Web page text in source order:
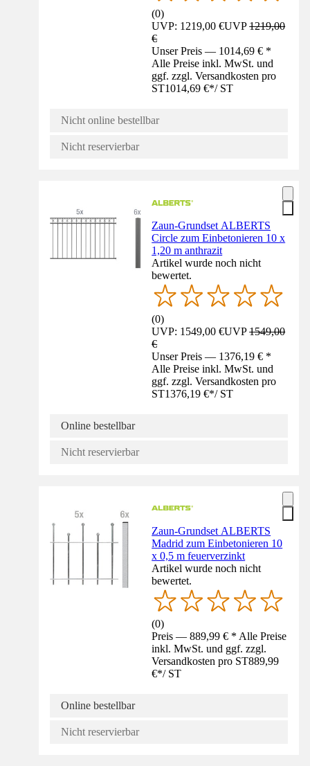
(0)
UVP: 1219,00 €UVP1219,00
€
Unser Preis — 1014,69 € *
Alle Preise inkl. MwSt. und
ggf. zzgl. Versandkosten pro
ST1014,69 €*/ ST
Nicht online bestellbar
Nicht reservierbar
Zaun-Grundset ALBERTS
Circle zum Einbetonieren 10 x
1,20 m anthrazit
Artikel wurde noch nicht
bewertet.
(0)
UVP: 1549,00 €UVP1549,00
€
Unser Preis — 1376,19 € *
Alle Preise inkl. MwSt. und
ggf. zzgl. Versandkosten pro
ST1376,19 €*/ ST
Online bestellbar
Nicht reservierbar
Zaun-Grundset ALBERTS
Madrid zum Einbetonieren 10
x 0,5 m feuerverzinkt
Artikel wurde noch nicht
bewertet.
(0)
Preis — 889,99 € * Alle Preise
inkl. MwSt. und ggf. zzgl.
Versandkosten pro ST889,99
€*/ ST
Online bestellbar
Nicht reservierbar